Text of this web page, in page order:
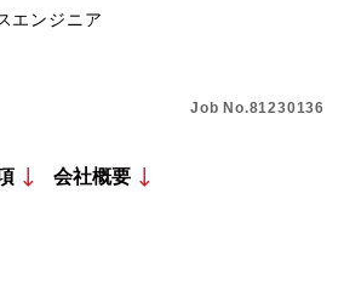
エンジニア
Job No.81230136
会社概要